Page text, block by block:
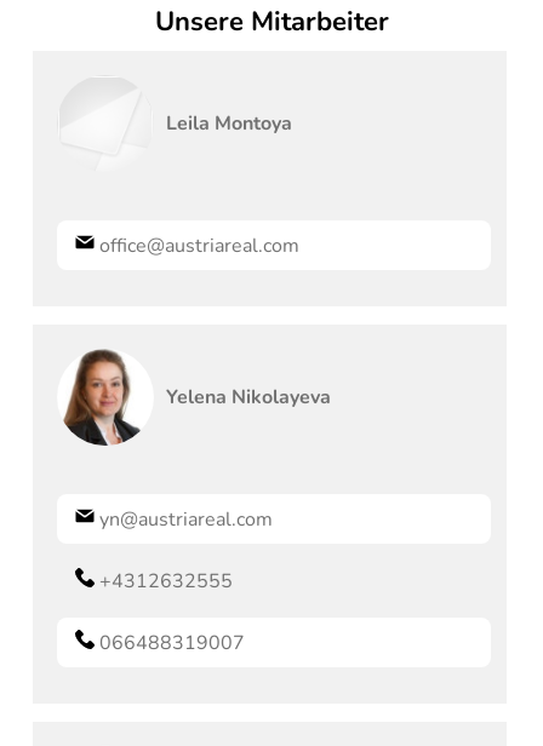
Unsere Mitarbeiter
Leila Montoya
office@austriareal.com
Yelena Nikolayeva
yn@austriareal.com
+4312632555
066488319007